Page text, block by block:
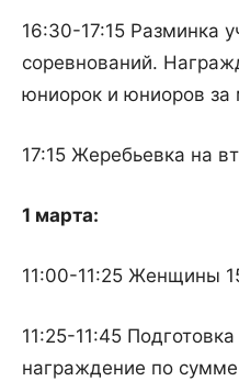
16:30-17:15 Разминка
соревнований.
юниорок и юниоров за
17:15 Жеребьевка на
1 марта:
11:00-11:25 Женщины
11:25-11:45
награждение по